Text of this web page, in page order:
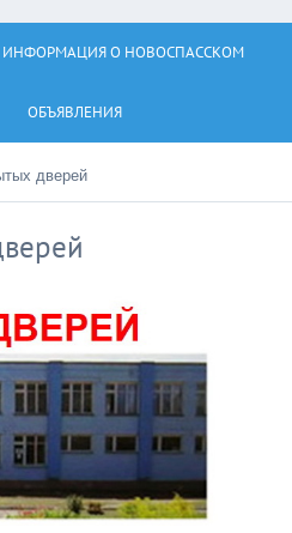
ИНФОРМАЦИЯ О НОВОСПАССКОМ
ОБЪЯВЛЕНИЯ
дверей